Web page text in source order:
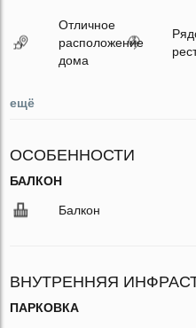
Отличное
расположение
дома
ещё
ОСОБЕННОСТИ
БАЛКОН
Балкон
ВНУТРЕННЯЯ
ПАРКОВКА